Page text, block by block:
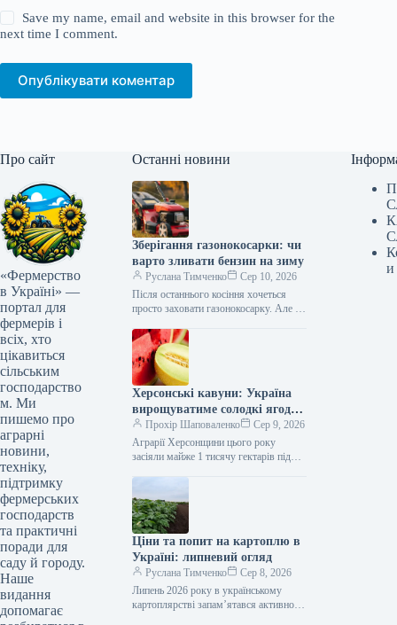
Save my name, email and website in this browser for the
next time I comment.
Опублікувати коментар
Про сайт
«Фермерство
в Україні» —
портал для
фермерів і
всіх, хто
цікавиться
сільським
господарство
м. Ми
пишемо про
аграрні
новини,
техніку,
підтримку
фермерських
господарств
та практичні
поради для
саду й городу.
Наше
видання
допомагає
Останні новини
Зберігання газонокосарки: чи
варто зливати бензин на зиму
Руслана Тимченко
Сер 10, 2026
Після останнього косіння хочеться
просто заховати газонокосарку. Але не
річ. Вона допоможе техніці
прослужити довше.…
Херсонські кавуни: Україна
вирощуватиме солодкі ягоди
на деокупованих землях
Прохір Шаповаленко
Сер 9, 2026
Аграрії Херсонщини цього року
засіяли майже 1 тисячу гектарів під
Ціни та попит на картоплю в
Україні: липневий огляд
Руслана Тимченко
Сер 8, 2026
Липень 2026 року в українському
картоплярстві запам’ятався активною
и